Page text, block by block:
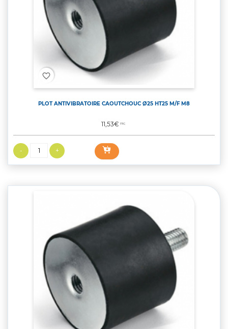
favorite_border
PLOT ANTIVIBRATOIRE CAOUTCHOUC Ø25 HT25 M/F M8
Prix
11,53€TTC